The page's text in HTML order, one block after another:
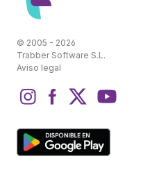
© 2005 - 2026
Trabber Software S.L.
Aviso legal